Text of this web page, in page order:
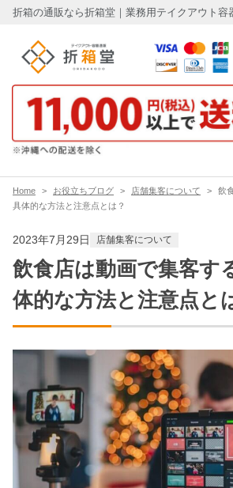
折箱の通販なら折箱堂｜業務用テイクアウト容
Home お役立ちブログ 店舗集客について
飲
具体的な方法と注意点とは？
2023年7月29日 店舗集客について
飲食店は動画で集客す
体的な方法と注意点と